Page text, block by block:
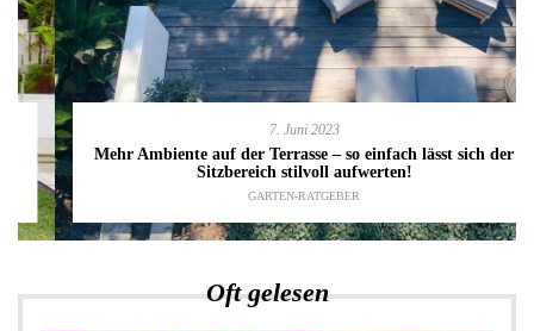
7. Juni 2023
Mehr Ambiente auf der Terrasse – so einfach lässt sich der
Sitzbereich stilvoll aufwerten!
GARTEN-RATGEBER
Oft gelesen